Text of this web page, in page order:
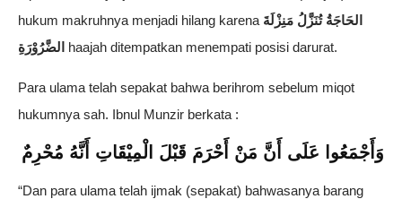
hukum makruhnya menjadi hilang karena الحَاجَةُ تُنَزَّلُ مَنِزْلَةَ
الضَّرُوْرَةِ haajah ditempatkan menempati posisi darurat.
Para ulama telah sepakat bahwa berihrom sebelum miqot
hukumnya sah. Ibnul Munzir berkata :
وَأَجْمَعُوا عَلَى أَنَّ مَنْ أَحْرَمَ قَبْلَ الْمِيْقَاتِ أَنَّهُ مُحْرِمٌ
“Dan para ulama telah ijmak (sepakat) bahwasanya barang